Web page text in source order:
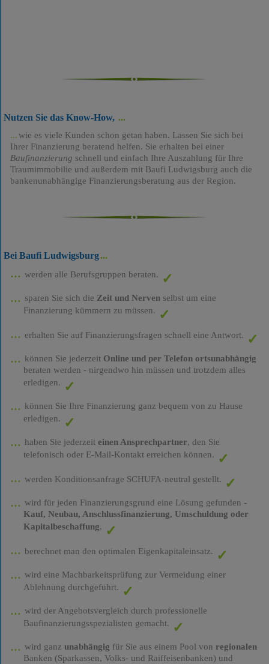
Nutzen Sie das Know-How,
wie es viele Kunden schon getan haben. Lassen Sie sich bei
Ihrer Finanzierung beratend helfen. Sie erhalten bei einer
Baufinanzierung schnell und einfach Ihre Auszahlung für Ihre
Traumimmobilie und außerdem mit Baufi Ludwigsburg auch die
bankenunabhängige Finanzierungsberatung aus der Region.
Bei Baufi Ludwigsburg
werden alle Berufsgruppen beraten.
sparen Sie sich die Zeit und Nervenselbst um eine
Finanzierung kümmern zu müssen.
erhalten Sie auf Finanzierungsfragen schnell eine Antwort.
können Sie jederzeit Online und per Telefon ortsunabhängig
beraten werden - nirgendwo hin müssen und trotzdem alles
erledigen.
können Sie Ihre Finanzierung ganz bequem von zu Hause
erledigen.
haben Sie jederzeit einen Ansprechpartner, den Sie
telefonisch oder E-Mail-Kontakt erreichen können.
werden Konditionsanfrage SCHUFA-neutral gestellt.
wird für jeden Finanzierungsgrund eine Lösung gefunden -
Kauf, Neubau, Anschlussfinanzierung, Umschuldung oder
Kapitalbeschaffung.
berechnet man den optimalen Eigenkapitaleinsatz.
wird eine Machbarkeitsprüfung zur Vermeidung einer
Ablehnung durchgeführt.
wird der Angebotsvergleich durch professionelle
Baufinanzierungsspezialisten gemacht.
wird ganz unabhängig für Sie aus einem Pool von regionalen
Banken (Sparkassen, Volks- und Raiffeisenbanken) und